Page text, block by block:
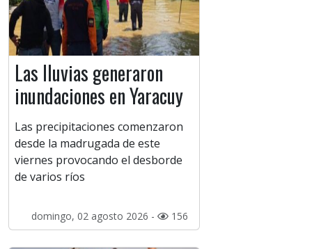
Las lluvias generaron
inundaciones en Yaracuy
Las precipitaciones comenzaron
desde la madrugada de este
viernes provocando el desborde
de varios ríos
domingo, 02 agosto 2026 - 156